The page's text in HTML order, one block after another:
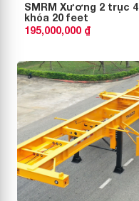
SMRM Xương 2 trục 4
khóa 20 feet
195,000,000 ₫